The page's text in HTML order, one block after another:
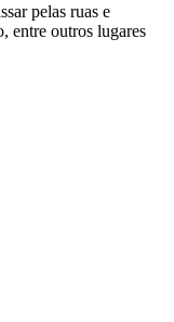
pelas ruas e
entre outros lugares